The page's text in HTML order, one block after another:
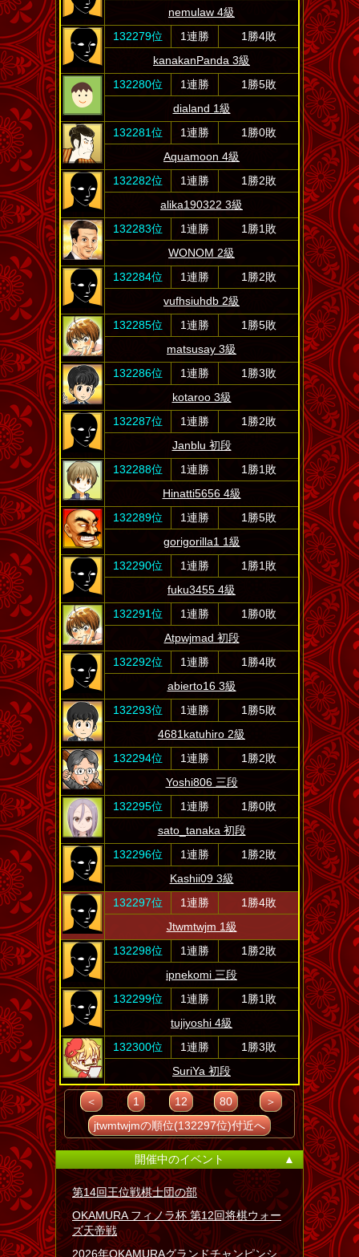
nemulaw 4級
132279位
1連勝
1勝4敗
kanakanPanda 3級
132280位
1連勝
1勝5敗
dialand 1級
132281位
1連勝
1勝0敗
Aquamoon 4級
132282位
1連勝
1勝2敗
alika190322 3級
132283位
1連勝
1勝1敗
WONOM 2級
132284位
1連勝
1勝2敗
vufhsiuhdb 2級
132285位
1連勝
1勝5敗
matsusay 3級
132286位
1連勝
1勝3敗
kotaroo 3級
132287位
1連勝
1勝2敗
Janblu 初段
132288位
1連勝
1勝1敗
Hinatti5656 4級
132289位
1連勝
1勝5敗
gorigorilla1 1級
132290位
1連勝
1勝1敗
fuku3455 4級
132291位
1連勝
1勝0敗
Atpwjmad 初段
132292位
1連勝
1勝4敗
abierto16 3級
132293位
1連勝
1勝5敗
4681katuhiro 2級
132294位
1連勝
1勝2敗
Yoshi806 三段
132295位
1連勝
1勝0敗
sato_tanaka 初段
132296位
1連勝
1勝2敗
Kashii09 3級
132297位
1連勝
1勝4敗
Jtwmtwjm 1級
132298位
1連勝
1勝2敗
ipnekomi 三段
132299位
1連勝
1勝1敗
tujiyoshi 4級
132300位
1連勝
1勝3敗
SuriYa 初段
＜ 1 12 80
＞
jtwmtwjmの順位(132297位)付近へ
開催中のイベント ▲
第14回王位戦棋士団の部
OKAMURA フィノラ杯 第12回将棋ウォー
ズ天帝戦
2026年OKAMURAグランドチャンピンシ